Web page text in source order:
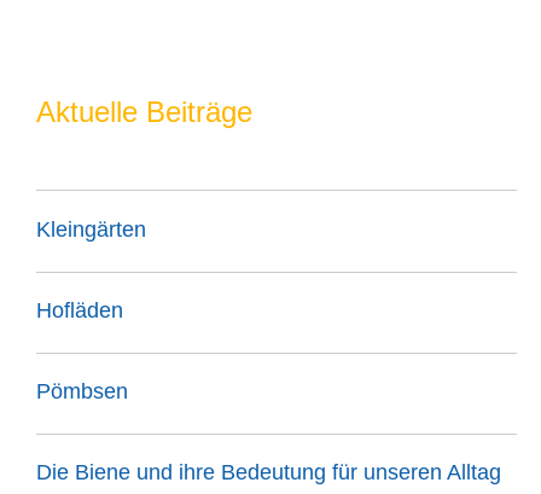
Aktuelle Beiträge
Kleingärten
Hofläden
Pömbsen
Die Biene und ihre Bedeutung für unseren Alltag